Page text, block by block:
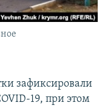
зафиксировали
19, при этом